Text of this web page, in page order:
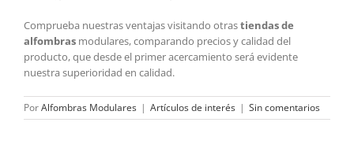
Comprueba nuestras ventajas visitando otrastiendas de
alfombras modulares, comparando precios y calidad del
producto, que desde el primer acercamiento será evidente
nuestra superioridad en calidad.
PorAlfombras Modulares | Artículos de interés | Sin comentarios